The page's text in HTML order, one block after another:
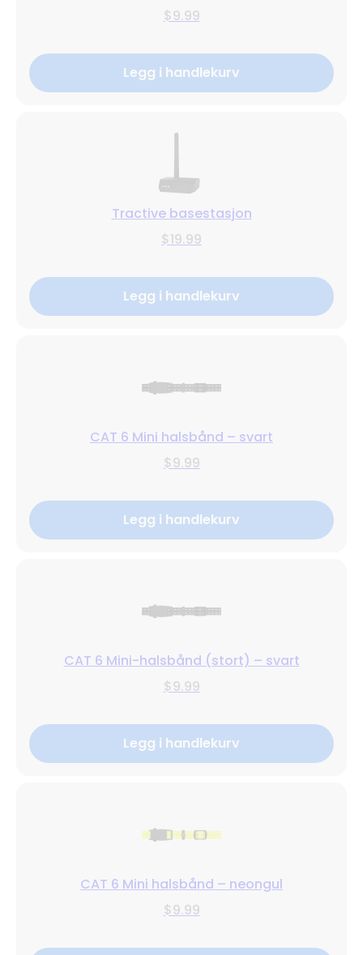
$9.99
Legg i handlekurv
Tractive basestasjon
$19.99
Legg i handlekurv
CAT 6 Mini halsbånd – svart
$9.99
Legg i handlekurv
CAT 6 Mini-halsbånd (stort) – svart
$9.99
Legg i handlekurv
CAT 6 Mini halsbånd – neongul
$9.99